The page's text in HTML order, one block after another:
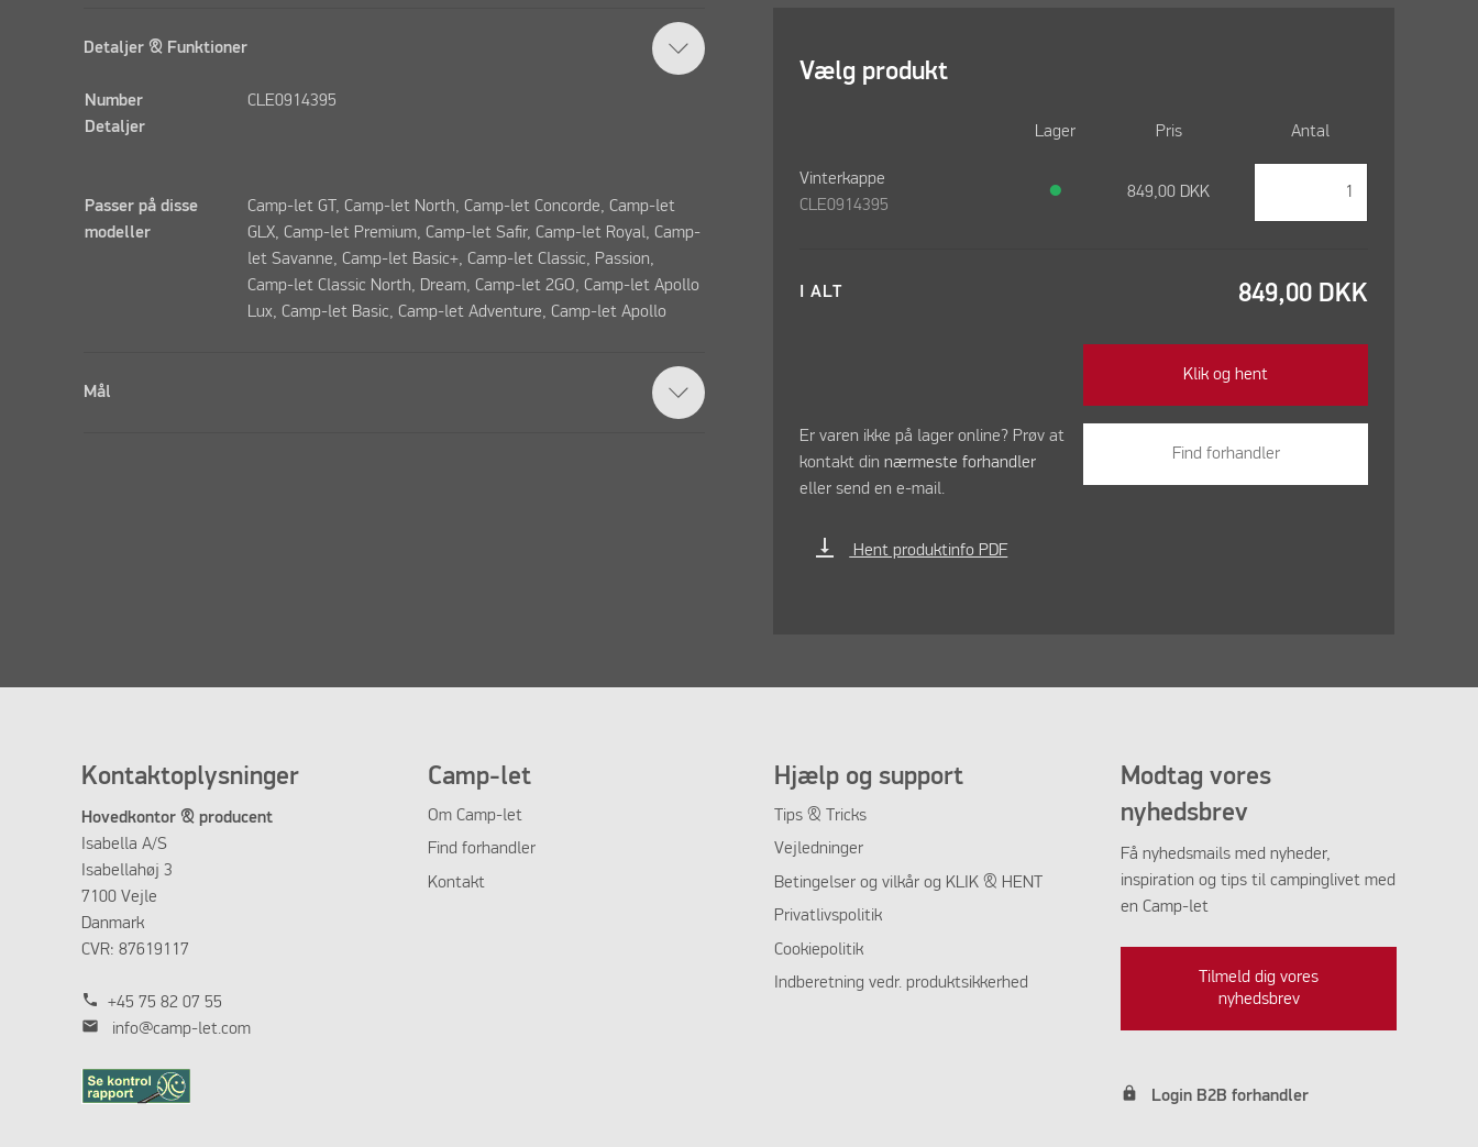
Vælg produkt
Lager Pris Antal
Vinterkappe
CLE0914395
● 849,00 DKK
I ALT 849,00 DKK
Klik og hent
Er varen ikke på lager online? Prøv at
kontakt dinnærmeste forhandler
eller send en e-mail.
Find forhandler
vertical_align_bottom Hent produktinfo PDF
Detaljer & Funktioner
Number
CLE0914395
Detaljer
Passer på disse
modeller
Camp-let GT, Camp-let North, Camp-let Concorde, Camp-let
GLX, Camp-let Premium, Camp-let Safir, Camp-let Royal, Camp-
let Savanne, Camp-let Basic+, Camp-let Classic, Passion,
Camp-let Classic North, Dream, Camp-let 2GO, Camp-let Apollo
Lux, Camp-let Basic, Camp-let Adventure, Camp-let Apollo
Mål
Kontaktoplysninger
Hovedkontor & producent
Isabella A/S
Isabellahøj 3
7100 Vejle
Danmark
CVR: 87619117
phone +45 75 82 07 55
mail info@camp-let.com
Camp-let
Om Camp-let
Find forhandler
Kontakt
Hjælp og support
Tips & Tricks
Vejledninger
Betingelser og vilkår og KLIK & HENT
Privatlivspolitik
Cookiepolitik
Indberetning vedr. produktsikkerhed
Modtag vores
nyhedsbrev
Få nyhedsmails med nyheder,
inspiration og tips til campinglivet med
en Camp-let
Tilmeld dig vores
nyhedsbrev
lock Login B2B forhandler